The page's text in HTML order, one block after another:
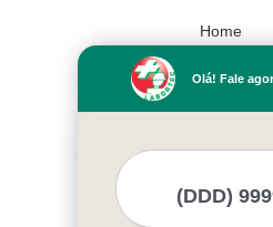
Home
Missão
Olá! Fale